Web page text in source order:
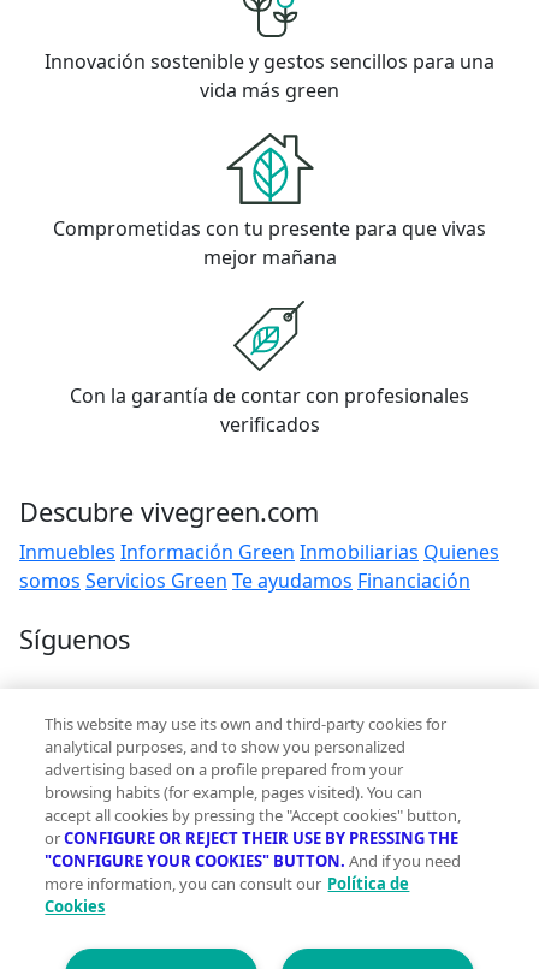
Innovación sostenible y gestos sencillos para una
vida más green
Comprometidas con tu presente para que vivas
mejor mañana
Con la garantía de contar con profesionales
verificados
Descubre vivegreen.com
Inmuebles Información Green Inmobiliarias Quienes
somos Servicios Green Te ayudamos Financiación
Síguenos
Contacto
hola@vivegreen.com
Aviso Legal
Condiciones de uso
Politica de privacidad
This website may use its own and third-party cookies for
analytical purposes, and to show you personalized
advertising based on a profile prepared from your
browsing habits (for example, pages visited). You can
accept all cookies by pressing the "Accept cookies" button,
orCONFIGURE OR REJECT THEIR USE BY PRESSING THE
"CONFIGURE YOUR COOKIES" BUTTON. And if you need
more information, you can consult our Política de
Cookies